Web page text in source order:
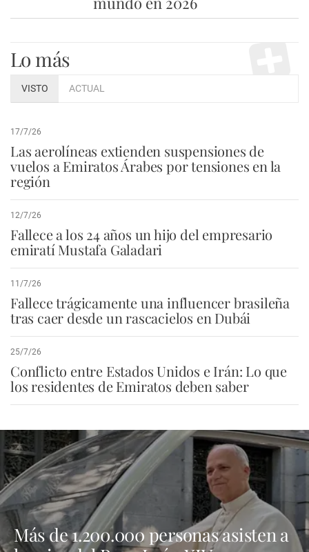
Lo más
VISTO ACTUAL
17/7/26
Las aerolíneas extienden suspensiones de
vuelos a Emiratos Árabes por tensiones en la
región
12/7/26
Fallece a los 24 años un hijo del empresario
emiratí Mustafa Galadari
11/7/26
Fallece trágicamente una influencer brasileña
tras caer desde un rascacielos en Dubái
25/7/26
Conflicto entre Estados Unidos e Irán: Lo que
los residentes de Emiratos deben saber
Más de 1.200.000 personas asisten a